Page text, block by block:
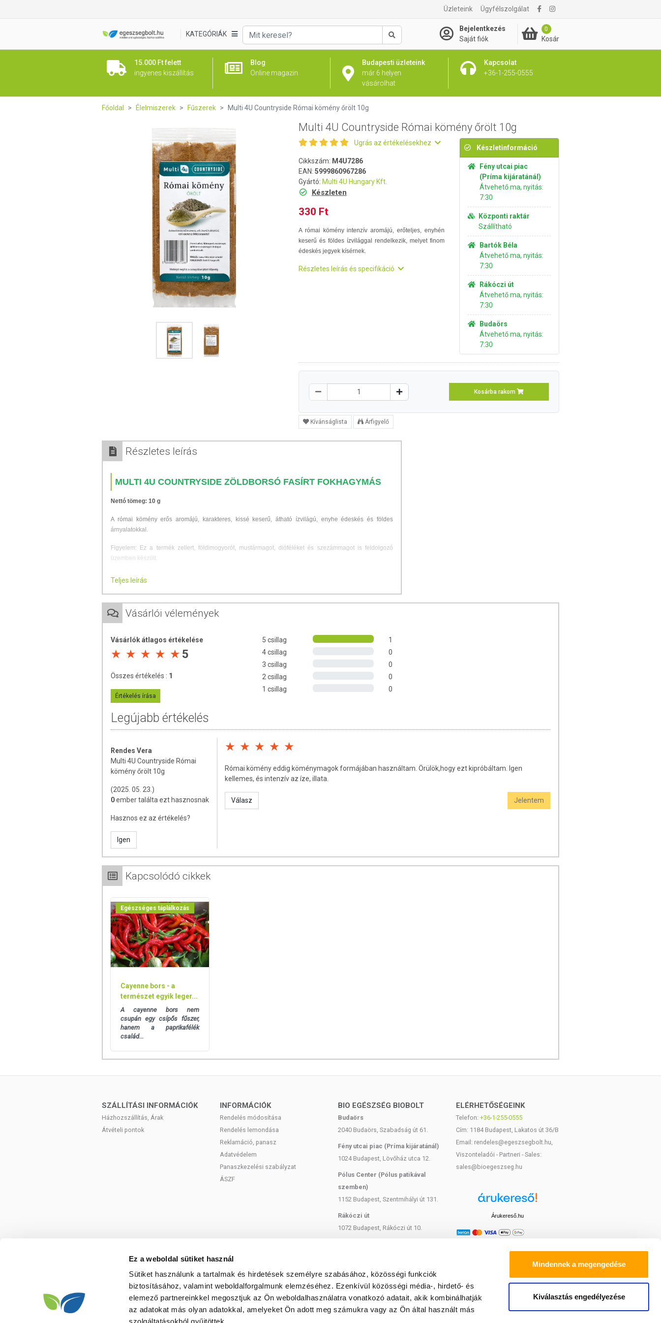
Ez a weboldal sütiket használ
Sütiket használunk a tartalmak és hirdetések személyre szabásához, közösségi funkciók
biztosításához, valamint weboldalforgalmunk elemzéséhez. Ezenkívül közösségi média-, hirdető- és
elemező partnereinkkel megosztjuk az Ön weboldalhasználatra vonatkozó adatait, akik kombinálhatják
az adatokat más olyan adatokkal, amelyeket Ön adott meg számukra vagy az Ön által használt más
Mindennek a megengedése
Kiválasztás engedélyezése
Üzleteink Ügyfélszolgálat
KATEGÓRIÁK
Keresés
Bejelentkezés
Saját fiók
0
Kosár
15.000 Ft felett
ingyenes kiszállítás
Blog
Online magazin
Budapesti üzleteink
már 6 helyen
vásárolhat
Kapcsolat
+36-1-255-0555
330 Ft Kosárba rakom
Főoldal Élelmiszerek Fűszerek Multi 4U Countryside Római kömény őrölt 10g
Multi 4U Countryside Római kömény őrölt 10g
Ugrás az értékelésekhez
Cikkszám: M4U7286
EAN: 5999860967286
Gyártó: Multi 4U Hungary Kft.
Készleten
330 Ft
A római kömény intenzív aromájú, erőteljes, enyhén
keserű és földes ízvilággal rendelkezik, melyet finom
édeskés jegyek kísérnek.
Részletes leírás és specifikáció
Készletinformáció
Fény utcai piac
(Príma kijáratánál)
Átvehető ma, nyitás:
7:30
Központi raktár
Szállítható
Bartók Béla
Átvehető ma, nyitás:
7:30
Rákóczi út
Átvehető ma, nyitás:
7:30
Budaörs
Átvehető ma, nyitás:
7:30
Kosárba rakom
Kívánságlista Árfigyelő
Részletes leírás
MULTI 4U COUNTRYSIDE ZÖLDBORSÓ FASÍRT FOKHAGYMÁS
Nettó tömeg: 10 g
A római kömény erős aromájú, karakteres, kissé keserű, átható ízvilágú, enyhe édeskés és földes
árnyalatokkal.
Figyelem: Ez a termék zellert, földimogyorót, mustármagot, dióféléket és szezámmagot is feldolgozó
üzemben készült.
TOVÁBBI TUDNIVALÓK
Minőségét megőrzi: Lásd a csomagoláson feltüntetett időpontot.
Gyártó: ÍZTÁR-Fűszermanufaktúra Kft.
Forgalmazó: MULTI 4U Hungary Kft.
Az oldalunkon lévő adatokat folyamatosan frissítjük, törekszünk arra, hogy naprakészek legyenek.
Szeretnénk felhívni azonban a figyelmet, hogy ennek ellenére a webshopon szereplő adatok (beleértve a
értékek eltérhetnek az élelmiszerek természetéből adódóan. A friss, aktuális információkat a termékek
csomagolásán találják meg.
Teljes leírás
Vásárlói vélemények
Vásárlók átlagos értékelése
5
Összes értékelés : 1
Értékelés írása
5 csillag
1
4 csillag
0
3 csillag
0
2 csillag
0
1 csillag
0
Legújabb értékelés
Rendes Vera
Multi 4U Countryside Római
kömény őrölt 10g
(2025. 05. 23.)
0ember találta ezt hasznosnak
Hasznos ez az értékelés?
Igen
Római kömény eddig köménymagok formájában használtam. Örülök,hogy ezt kipróbáltam. Igen
kellemes, és intenzív az íze, illata.
Válasz Jelentem
Kapcsolódó cikkek
Egészséges táplálkozás
Cayenne bors - a
természet egyik leger...
A cayenne bors nem
csupán egy csípős fűszer,
hanem a paprikafélék
család...
SZÁLLÍTÁSI INFORMÁCIÓK
Házhozszállítás, Árak
Átvételi pontok
INFORMÁCIÓK
Rendelés módosítása
Rendelés lemondása
Reklamáció, panasz
Adatvédelem
Panaszkezelési szabályzat
ÁSZF
BIO EGÉSZSÉG BIOBOLT
Budaörs
2040 Budaörs, Szabadság út 61.
Fény utcai piac (Príma kijáratánál)
1024 Budapest, Lövőház utca 12.
Pólus Center (Pólus patikával
szemben)
1152 Budapest, Szentmihályi út 131.
Rákóczi út
1072 Budapest, Rákóczi út 10.
Bartók Béla
1114 Budapest, Bartók Béla út 71.
ELÉRHETŐSÉGEINK
Telefon: +36-1-255-0555
Cím: 1184 Budapest, Lakatos út 36/B
Email: rendeles@egeszsegbolt.hu,
Viszonteladói - Partneri - Sales:
sales@bioegeszseg.hu
Árukereső.hu